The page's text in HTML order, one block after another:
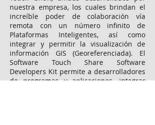
nuestra empresa, los cuales brindan el
increíble poder de colaboración vía
remota con un número infinito de
Plataformas Inteligentes, así como
integrar y permitir la visualización de
información GIS (Georeferenciada). El
Software Touch Share Software
Developers Kit permite a desarrolladores
de programas y aplicaciones, integrar